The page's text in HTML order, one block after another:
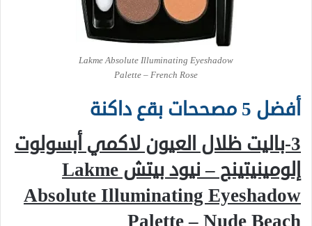
Lakme Absolute Illuminating Eyeshadow
Palette – French Rose
أفضل 5 مصححات بقع داكنة
3-باليت ظلال العيون لاكمي أبسولوت
إلومينيتينج – نيود بيتش Lakme
Absolute Illuminating Eyeshadow